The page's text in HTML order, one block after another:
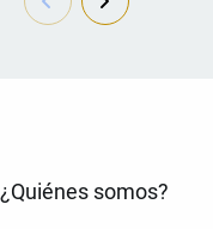
¿Quiénes somos?